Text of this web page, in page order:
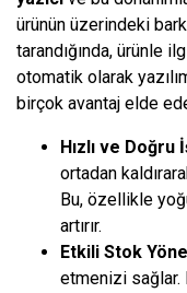
ürünün üzerindeki
tarandığında, ürünle
otomatik olarak
birçok avantaj elde
Hızlı ve Doğru
ortadan
Bu, özellikle
artırır.
Etkili Stok
etmenizi sağlar.